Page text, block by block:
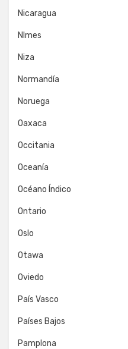
Nicaragua
NImes
Niza
Normandía
Noruega
Oaxaca
Occitania
Oceanía
Océano Índico
Ontario
Oslo
Otawa
Oviedo
País Vasco
Países Bajos
Pamplona